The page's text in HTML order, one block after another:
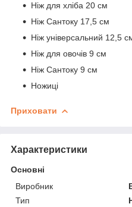
Ніж для хліба 20 см
Ніж Сантоку 17,5 см
Ніж універсальний 12,5
Ніж для овочів 9 см
Ніж Сантоку 9 см
Ножиці
Приховати
Характеристики
Основні
Виробник
Тип